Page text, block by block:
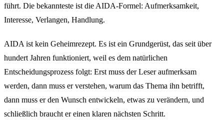
führt. Die bekannteste ist die AIDA-Formel: Aufmerksamkeit,
Interesse, Verlangen, Handlung.
AIDA ist kein Geheimrezept. Es ist ein Grundgerüst, das seit über
hundert Jahren funktioniert, weil es dem natürlichen
Entscheidungsprozess folgt: Erst muss der Leser aufmerksam
werden, dann muss er verstehen, warum das Thema ihn betrifft,
dann muss er den Wunsch entwickeln, etwas zu verändern, und
schließlich braucht er einen klaren nächsten Schritt.